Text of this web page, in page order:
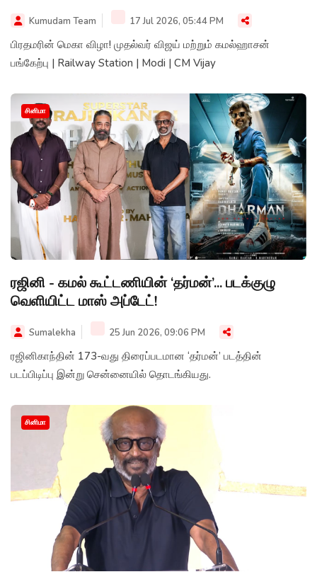
Kumudam Team 17 Jul 2026, 05:44 PM
பிரதமரின் மெகா விழா! முதல்வர் விஜய் மற்றும் கமல்ஹாசன்
பங்கேற்பு | Railway Station | Modi | CM Vijay
சினிமா
ரஜினி - கமல் கூட்டணியின் ‘தர்மன்’... படக்குழு
வெளியிட்ட மாஸ் அப்டேட்!
Sumalekha 25 Jun 2026, 09:06 PM
ரஜினிகாந்தின் 173-வது திரைப்படமான ‘தர்மன்’ படத்தின்
படப்பிடிப்பு இன்று சென்னையில் தொடங்கியது.
சினிமா